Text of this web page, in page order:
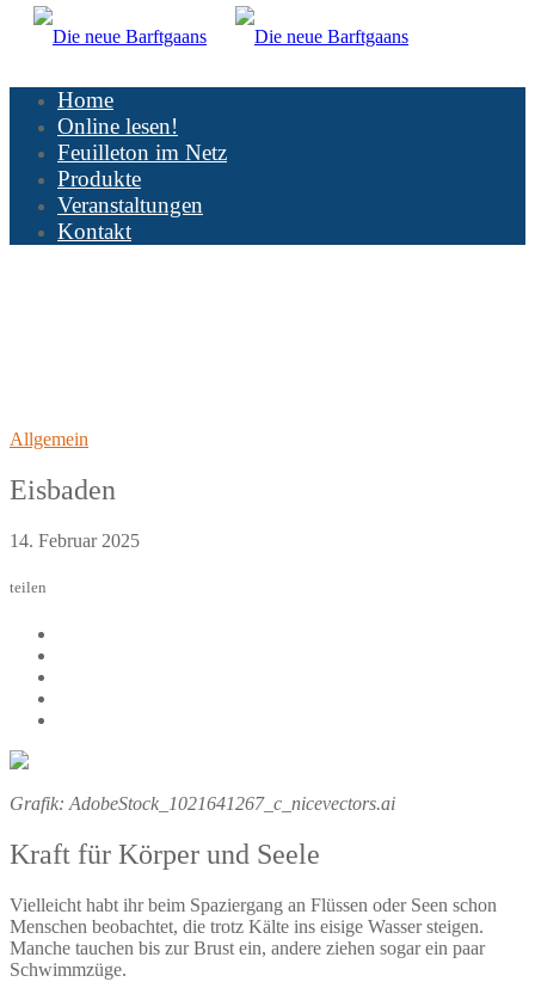
Home
Online lesen!
Feuilleton im Netz
Produkte
Veranstaltungen
Kontakt
Allgemein
Eisbaden
14. Februar 2025
teilen
Grafik: AdobeStock_1021641267_c_nicevectors.ai
Kraft für Körper und Seele
Vielleicht habt ihr beim Spaziergang an Flüssen oder Seen schon
Menschen beobachtet, die trotz Kälte ins eisige Wasser steigen.
Manche tauchen bis zur Brust ein, andere ziehen sogar ein paar
Schwimmzüge.